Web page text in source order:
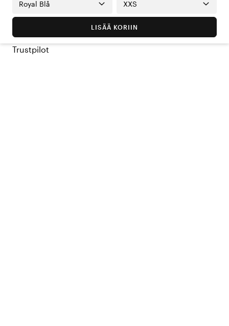
Royal Blå XXS
LISÄÄ KORIIN
Trustpilot